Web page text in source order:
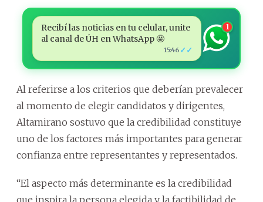
Recibí las noticias en tu celular, unite
al canal de ÚH en WhatsApp 🤩
15:46 ✓✓
1
Al referirse a los criterios que deberían prevalecer
al momento de elegir candidatos y dirigentes,
Altamirano sostuvo que la credibilidad constituye
uno de los factores más importantes para generar
confianza entre representantes y representados.
“El aspecto más determinante es la credibilidad
que inspira la persona elegida y la factibilidad de